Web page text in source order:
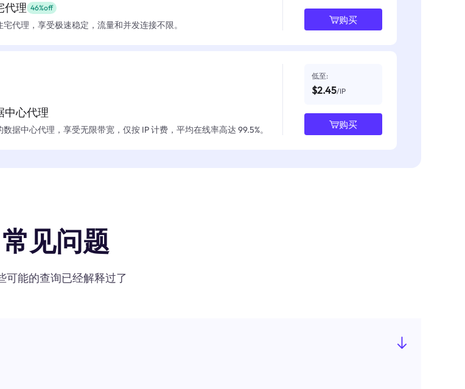
代理 46%off
代理，享受极速稳定，流量和并发连接不限。 购买
中心代理
据中心代理，享受无限带宽，仅按 IP 计费，平均在线率高达 99.5%。
低至:
$2.45/IP
购买
常见问题
可能的查询已经解释过了